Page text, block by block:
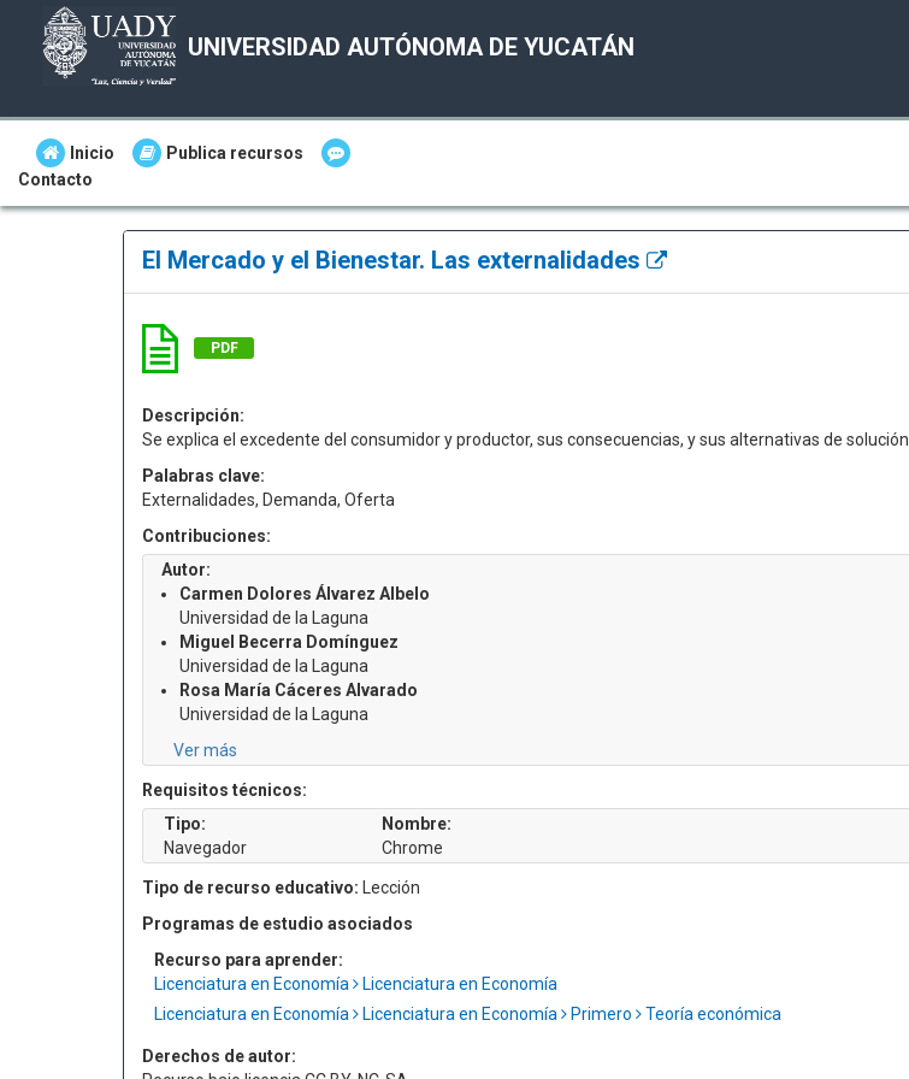
UNIVERSIDAD AUTÓNOMA DE YUCATÁN
Inicio
Publica recursos
Contacto
El Mercado y el Bienestar. Las externalidades
PDF
Descripción:
Se explica el excedente del consumidor y productor, sus consecuencias, y sus alternativas de solución.
Palabras clave:
Externalidades, Demanda, Oferta
Contribuciones:
Autor:
Carmen Dolores Álvarez Albelo
Universidad de la Laguna
Miguel Becerra Domínguez
Universidad de la Laguna
Rosa María Cáceres Alvarado
Universidad de la Laguna
Ver más
Requisitos técnicos:
Tipo:
Navegador
Nombre:
Chrome
Tipo de recurso educativo: Lección
Programas de estudio asociados
Recurso para aprender:
Licenciatura en Economía
Licenciatura en Economía
Licenciatura en Economía
Licenciatura en Economía Primero Teoría económica
Derechos de autor: